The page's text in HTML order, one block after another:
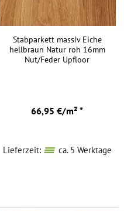
Stabparkett massiv Eiche
hellbraun Natur roh 16mm
Nut/Feder Upfloor
66,95 €/m² *
Lieferzeit: ca. 5 Werktage